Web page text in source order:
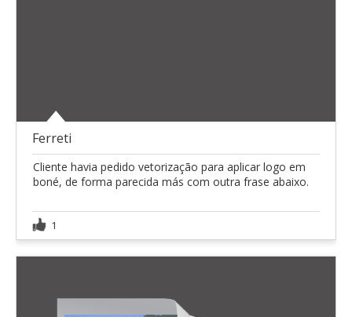
Ferreti
Cliente havia pedido vetorização para aplicar logo em
boné, de forma parecida más com outra frase abaixo.
1